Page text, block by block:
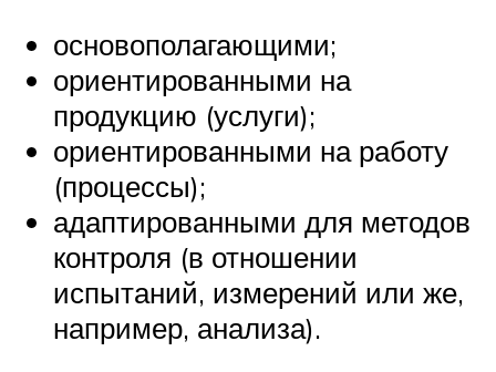
основополагающими;
ориентированными на
продукцию (услуги);
ориентированными на работу
(процессы);
адаптированными для методов
контроля (в отношении
испытаний, измерений или же,
например, анализа).